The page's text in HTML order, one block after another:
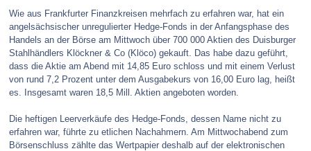
Wie aus Frankfurter Finanzkreisen mehrfach zu erfahren war, hat ein
angelsächsischer unregulierter Hedge-Fonds in der Anfangsphase des
Handels an der Börse am Mittwoch über 700 000 Aktien des Duisburger
Stahlhändlers Klöckner & Co (Klöco) gekauft. Das habe dazu geführt,
dass die Aktie am Abend mit 14,85 Euro schloss und mit einem Verlust
von rund 7,2 Prozent unter dem Ausgabekurs von 16,00 Euro lag, heißt
es. Insgesamt waren 18,5 Mill. Aktien angeboten worden.
Die heftigen Leerverkäufe des Hedge-Fonds, dessen Name nicht zu
erfahren war, führte zu etlichen Nachahmern. Am Mittwochabend zum
Börsenschluss zählte das Wertpapier deshalb auf der elektronischen